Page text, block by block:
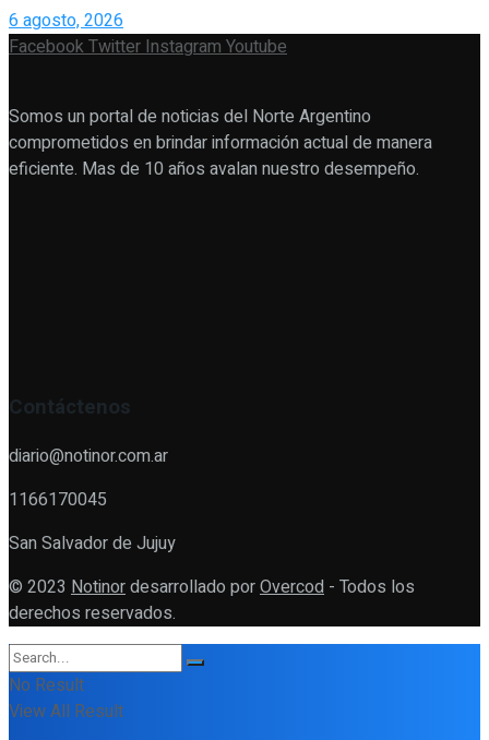
6 agosto, 2026
FacebookTwitterInstagramYoutube
Somos un portal de noticias del Norte Argentino
comprometidos en brindar información actual de manera
eficiente. Mas de 10 años avalan nuestro desempeño.
Contáctenos
diario@notinor.com.ar
1166170045
San Salvador de Jujuy
© 2023 Notinordesarrollado porOvercod - Todos los
derechos reservados.
No Result
View All Result